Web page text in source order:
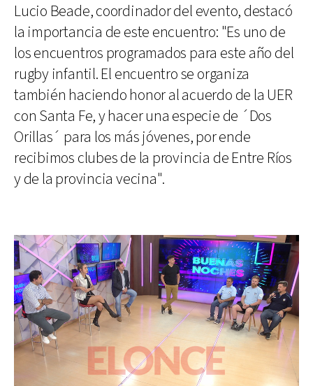
Lucio Beade, coordinador del evento, destacó
la importancia de este encuentro: "Es uno de
los encuentros programados para este año del
rugby infantil. El encuentro se organiza
también haciendo honor al acuerdo de la UER
con Santa Fe, y hacer una especie de ´Dos
Orillas´ para los más jóvenes, por ende
recibimos clubes de la provincia de Entre Ríos
y de la provincia vecina".